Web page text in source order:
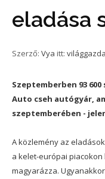
eladása
Szerző: Vya itt:
Szeptemberben 93
Auto cseh autógyár,
szeptemberében -
A közlemény az
a kelet-európai
magyarázza.